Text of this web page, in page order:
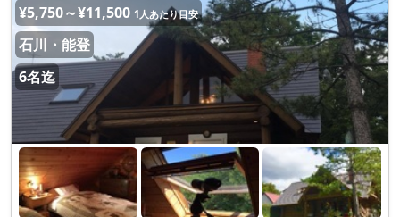
¥5,750～¥11,500 1人あたり目安
石川・能登
6名迄